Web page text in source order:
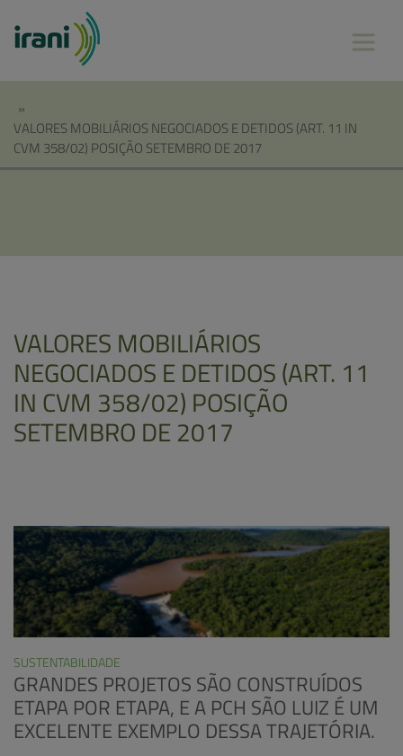
»
VALORES MOBILIÁRIOS NEGOCIADOS E DETIDOS (ART. 11 IN
CVM 358/02) POSIÇÃO SETEMBRO DE 2017
VALORES MOBILIÁRIOS
NEGOCIADOS E DETIDOS (ART. 11
IN CVM 358/02) POSIÇÃO
SETEMBRO DE 2017
SUSTENTABILIDADE
GRANDES PROJETOS SÃO CONSTRUÍDOS
ETAPA POR ETAPA, E A PCH SÃO LUIZ É UM
EXCELENTE EXEMPLO DESSA TRAJETÓRIA.